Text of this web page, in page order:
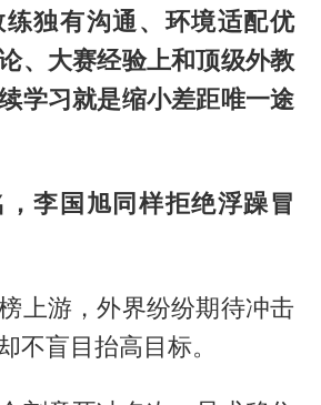
独有沟通、环境适配优
、大赛经验上和顶级外教
学习就是缩小差距唯一途
李国旭同样拒绝浮躁冒
上游，外界纷纷期待冲击
不盲目抬高目标。